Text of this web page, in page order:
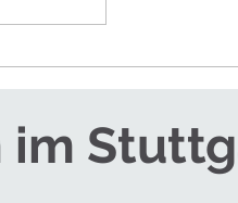
SOMMERCAMPS - JETZT
ANMELDEN!
im